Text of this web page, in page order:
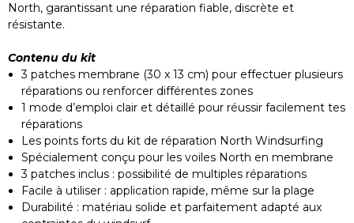
North, garantissant une réparation fiable, discrète et
résistante.
Contenu du kit
3 patches membrane (30 x 13 cm) pour effectuer plusieurs
réparations ou renforcer différentes zones
1 mode d’emploi clair et détaillé pour réussir facilement tes
réparations
Les points forts du kit de réparation North Windsurfing
Spécialement conçu pour les voiles North en membrane
3 patches inclus : possibilité de multiples réparations
Facile à utiliser : application rapide, même sur la plage
Durabilité : matériau solide et parfaitement adapté aux